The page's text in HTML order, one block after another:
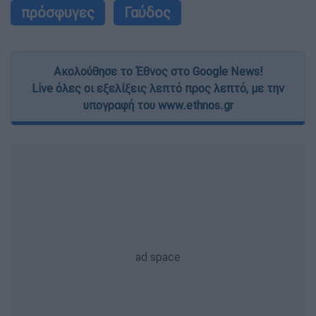
πρόσφυγες
Γαύδος
Ακολούθησε το Έθνος στο Google News!
Live όλες οι εξελίξεις λεπτό προς λεπτό, με την
υπογραφή του www.ethnos.gr